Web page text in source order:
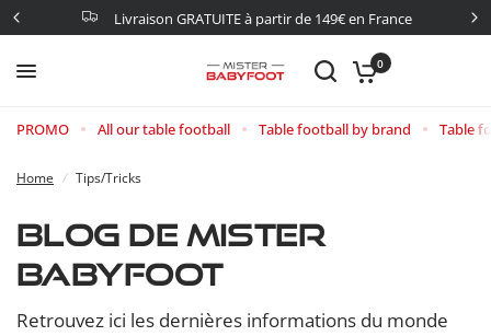
Livraison GRATUITE à partir de 149€ en France
0
PROMO All our table football Table football by brand Table
Home / Tips/Tricks
BLOG DE MISTER
BABYFOOT
Retrouvez ici les dernières informations du monde